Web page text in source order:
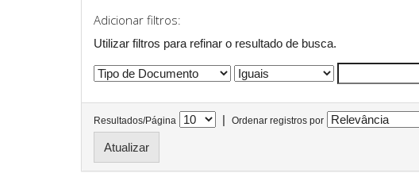
Adicionar filtros:
Utilizar filtros para refinar o resultado de busca.
Resultados/Página | Ordenar registros por